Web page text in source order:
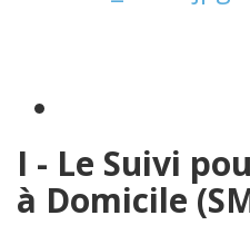
I - Le Suivi
à Domicile